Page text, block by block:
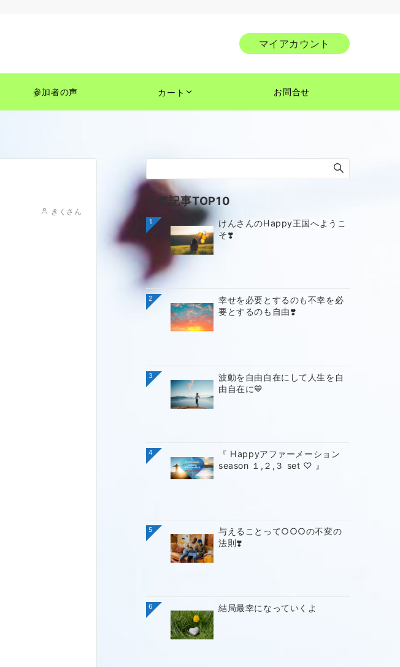
マイアカウント
参加者の声 カート お問合せ
きくさん
人気記事TOP10
1
けんさんのHappy王国へようこ
そ❣️
2
幸せを必要とするのも不幸を必
要とするのも自由❣️
3
波動を自由自在にして人生を自
由自在に💙
4
『 Happyアファーメーション
season １,２,３ set ♡ 』
5
与えることって○○○の不変の
法則❣️
6 結局最幸になっていくよ